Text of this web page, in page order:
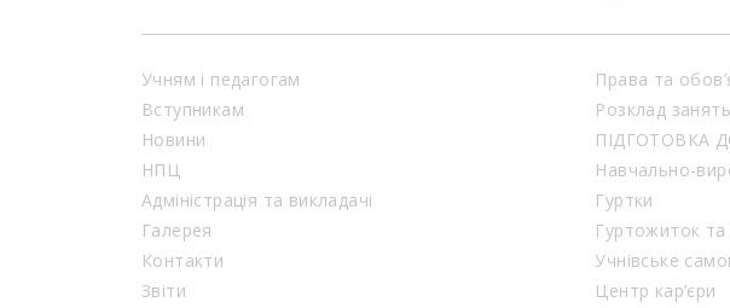
Учням і педагогам
Вступникам
Новини
НПЦ
Адміністрація та викладачі
Галерея
Контакти
Звіти
Права та
Розклад занять
ПІДГОТОВКА
Навчально-
Гуртки
Гуртожиток та
Учнівське
Центр кар’єри